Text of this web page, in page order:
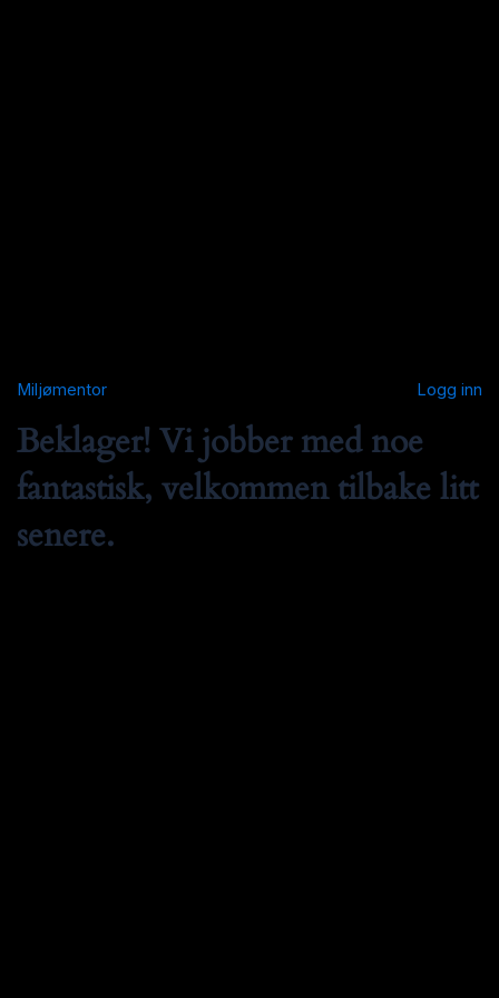
Miljømentor Logg inn
Beklager! Vi jobber med noe
fantastisk, velkommen tilbake litt
senere.